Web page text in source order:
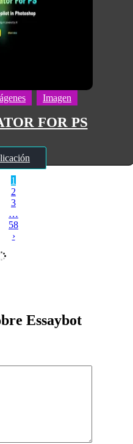
Imagen
FOR PS
1
2
3
…
58
›
Essaybot